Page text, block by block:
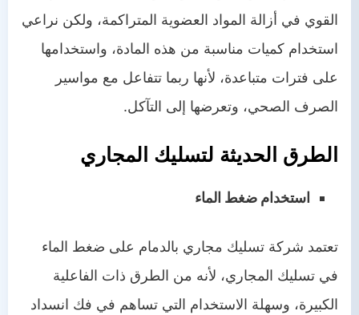
القوي في أزالة المواد العضوية المتراكمة، ولكن نراعي
استخدام كميات مناسبة من هذه المادة، واستخدامها
على فترات متباعدة، لأنها ربما تتفاعل مع مواسير
الصرف الصحي، وتعرضها إلى التآكل.
الطرق الحديثة لتسليك المجاري
استخدام ضغط الماء
تعتمد شركة تسليك مجاري بالدمام على ضغط الماء
في تسليك المجاري، لأنه من الطرق ذات الفاعلية
الكبيرة، وسهلة الاستخدام التي تساهم في فك انسداد